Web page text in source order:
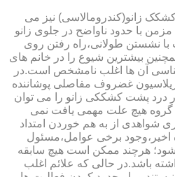
زانو(کندرومالاسی) نیز می
مزمن با حدود ناواضح در جلوی زانو
نشستن طولانی،راه رفتن روی
بیشترین شیوع را در خانم های
شناسی آن ها اغلب نامشخص است.در
غضروف مفاصلی پوشاننده
درد پشت کشککی زانو را می توان
گروه هیچ علت مهمی یافت نمی
شواهدی از به هم خوردن امتداد
برخی عوامل،مسئول
هرچند ممکن است هیچ سابقه
باشد.در حالی که علائم اغلب